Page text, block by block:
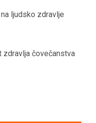
ljudsko zdravlje
zdravlja čovečanstva